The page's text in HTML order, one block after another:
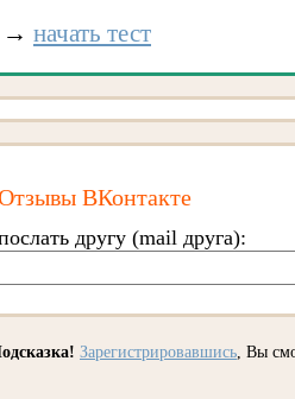
→ начать тест
ВКонтакте
другу (mail друга):
Зарегистрировавшись, Вы